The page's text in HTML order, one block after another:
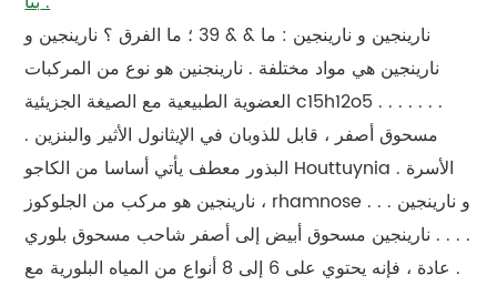
نارينجين و نارينجين : ما & & 39 ؛ ما الفرق ؟ نارينجين و
نارينجين هي مواد مختلفة . نارينجنين هو نوع من المركبات
العضوية الطبيعية مع الصيغة الجزيئية c15h12o5 . . . . . . .
مسحوق أصفر ، قابل للذوبان في الإيثانول الأثير والبنزين .
البذور معطف يأتي أساسا من الكاجو Houttuynia الأسرة .
نارينجين هو مركب من الجلوكوز ، rhamnose و نارينجين . . .
. . . . نارينجين مسحوق أبيض إلى أصفر شاحب مسحوق بلوري
. عادة ، فإنه يحتوي على 6 إلى 8 أنواع من المياه البلورية مع